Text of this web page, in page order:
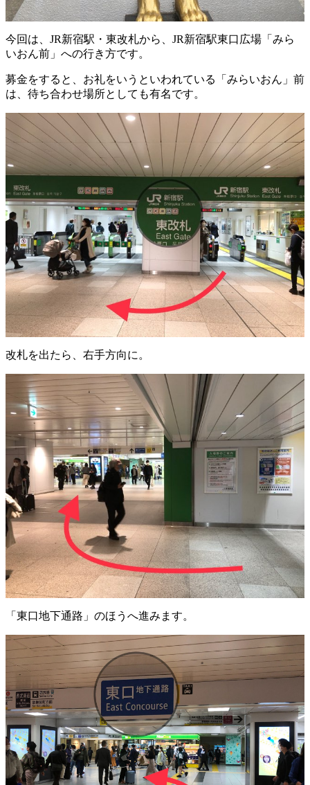
今回は、JR新宿駅・東改札から、JR新宿駅東口広場「みら
いおん前」への行き方です。
募金をすると、お礼をいうといわれている「みらいおん」前
は、待ち合わせ場所としても有名です。
改札を出たら、右手方向に。
「東口地下通路」のほうへ進みます。